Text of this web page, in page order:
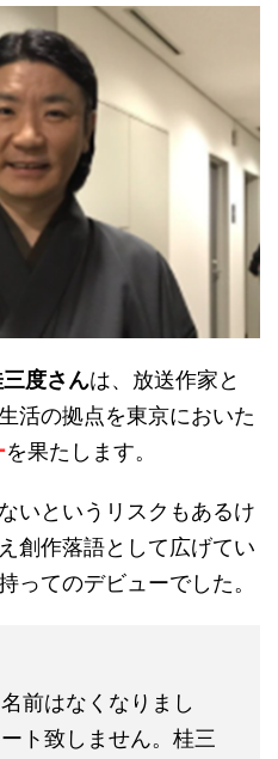
度さんは、放送作家と
活の拠点を東京においた
を果たします。
いというリスクもあるけ
創作落語として広げてい
ってのデビューでした。
前はなくなりまし
ト致しません。桂三